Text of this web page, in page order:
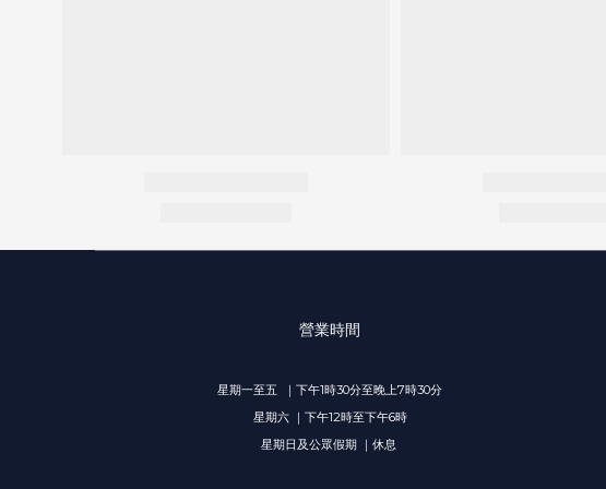
營業時間
星期一至五 ｜下午1時30分至晚上7時30分
星期六 ｜下午12時至下午6時
星期日及公眾假期 ｜休息